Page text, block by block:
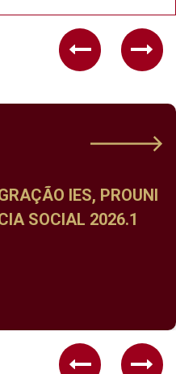
Previous
IES, PROUNI
SOCIAL 2026.1